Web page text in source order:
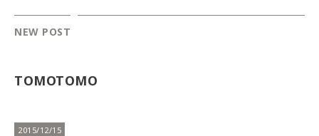
NEW POST
TOMOTOMO
2015/12/15